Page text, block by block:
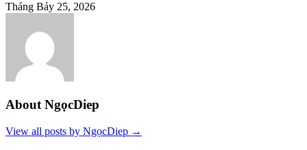
Tháng Bảy 25, 2026
About NgọcDiep
View all posts by NgọcDiep →